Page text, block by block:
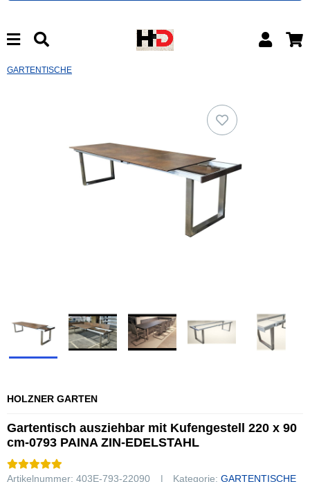
GARTENTISCHE
HOLZNER GARTEN
Gartentisch ausziehbar mit Kufengestell 220 x 90
cm-0793 PAINA ZIN-EDELSTAHL
Artikelnummer: 403E-793-22090 Kategorie: GARTENTISCHE